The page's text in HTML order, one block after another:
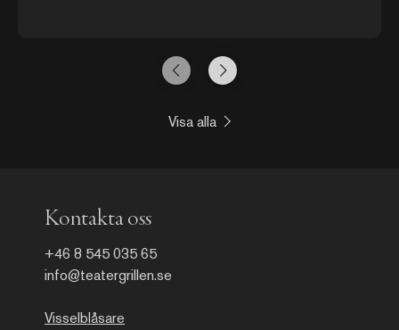
på Liljevalchs konsthalls väggar 2014. Därefter har
Karlsson arbetat med fotoutskrifter från auktionshusens
breda utbud, vilka omvandlats till collage. Begagnade
och form till större fågel, gamar och giraffer. Karlsson har
Visa alla
Kontakta oss
+46 8 545 035 65
info@teatergrillen.se
Visselblåsare